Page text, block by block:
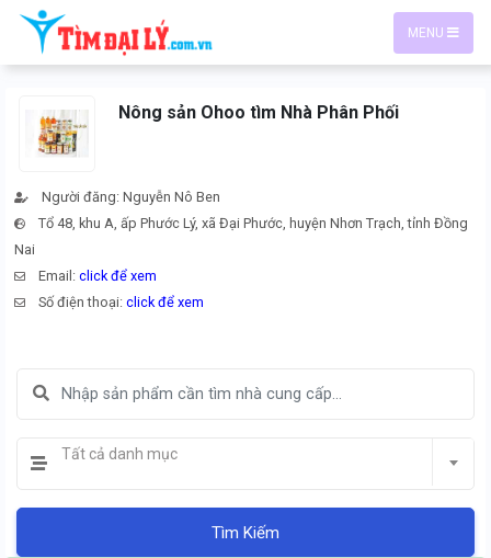
MENU
Nông sản Ohoo tìm Nhà Phân Phối
Người đăng: Nguyễn Nô Ben
Tổ 48, khu A, ấp Phước Lý, xã Đại Phước, huyện Nhơn Trạch, tỉnh Đồng
Nai
Email:click để xem
Số điện thoại:click để xem
Tất cả danh mục
Tìm Kiếm